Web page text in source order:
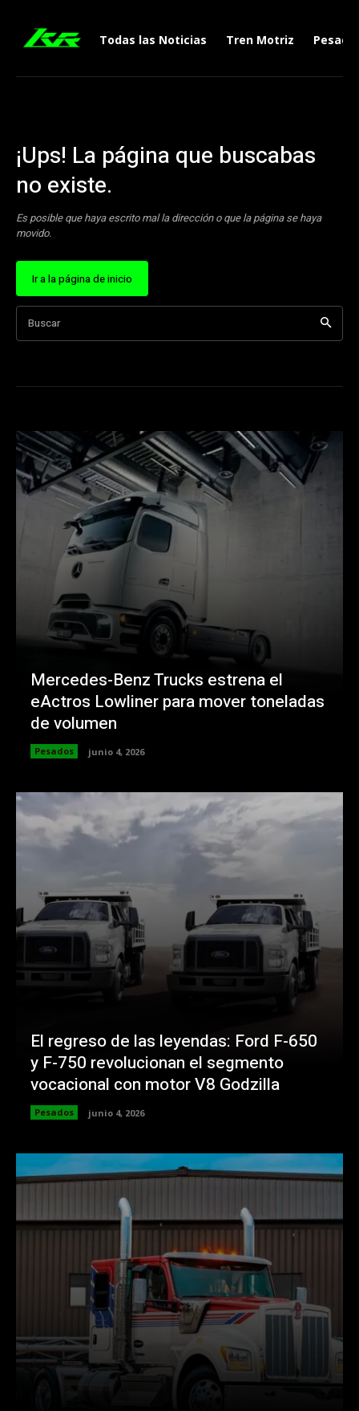
Todas las Noticias Tren Motriz
¡Ups! La página que buscabas
no existe.
Es posible que haya escrito mal la dirección o que la página se haya
movido.
Ir a la página de inicio
Buscar
Mercedes-Benz Trucks estrena el
eActros Lowliner para mover toneladas
de volumen
Pesados junio 4, 2026
El regreso de las leyendas: Ford F-650
y F-750 revolucionan el segmento
vocacional con motor V8 Godzilla
Pesados junio 4, 2026